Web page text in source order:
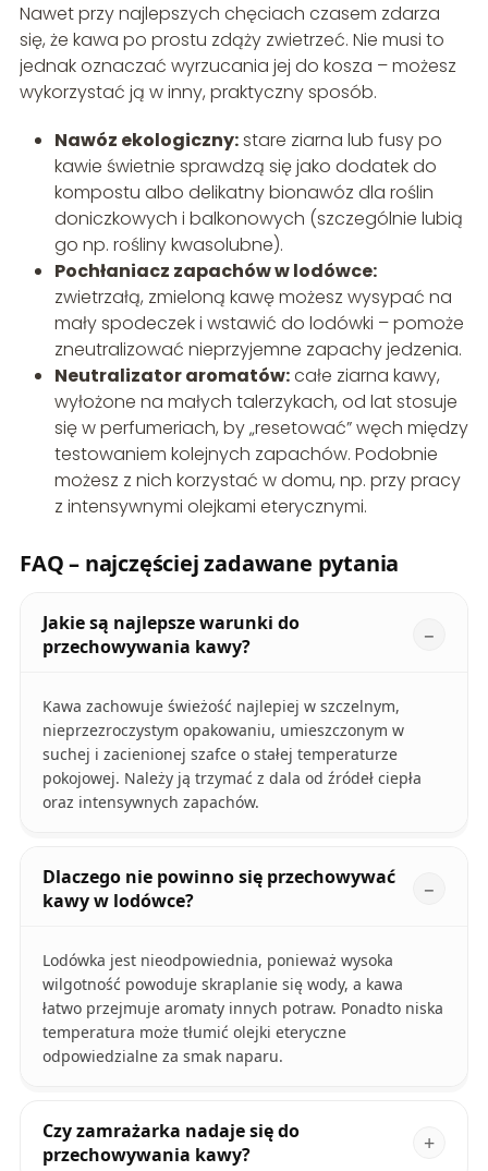
Nawet przy najlepszych chęciach czasem zdarza
się, że kawa po prostu zdąży zwietrzeć. Nie musi to
jednak oznaczać wyrzucania jej do kosza – możesz
wykorzystać ją w inny, praktyczny sposób.
Nawóz ekologiczny:stare ziarna lub fusy po
kawie świetnie sprawdzą się jako dodatek do
kompostu albo delikatny bionawóz dla roślin
doniczkowych i balkonowych (szczególnie lubią
go np. rośliny kwasolubne).
Pochłaniacz zapachów w lodówce:
zwietrzałą, zmieloną kawę możesz wysypać na
mały spodeczek i wstawić do lodówki – pomoże
zneutralizować nieprzyjemne zapachy jedzenia.
Neutralizator aromatów:całe ziarna kawy,
wyłożone na małych talerzykach, od lat stosuje
się w perfumeriach, by „resetować” węch między
testowaniem kolejnych zapachów. Podobnie
możesz z nich korzystać w domu, np. przy pracy
z intensywnymi olejkami eterycznymi.
FAQ – najczęściej zadawane pytania
Jakie są najlepsze warunki do
przechowywania kawy?
Kawa zachowuje świeżość najlepiej w szczelnym,
nieprzezroczystym opakowaniu, umieszczonym w
suchej i zacienionej szafce o stałej temperaturze
pokojowej. Należy ją trzymać z dala od źródeł ciepła
oraz intensywnych zapachów.
Dlaczego nie powinno się przechowywać
kawy w lodówce?
Lodówka jest nieodpowiednia, ponieważ wysoka
wilgotność powoduje skraplanie się wody, a kawa
łatwo przejmuje aromaty innych potraw. Ponadto niska
temperatura może tłumić olejki eteryczne
odpowiedzialne za smak naparu.
Czy zamrażarka nadaje się do
przechowywania kawy?